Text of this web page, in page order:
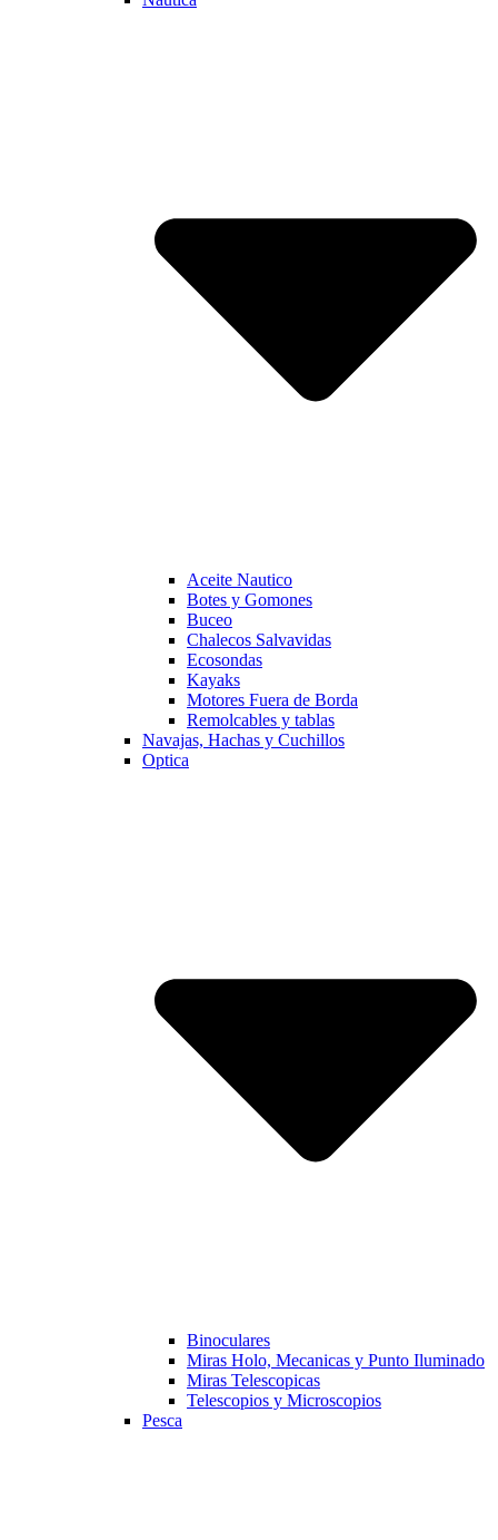
Aceite Nautico
Botes y Gomones
Buceo
Chalecos Salvavidas
Ecosondas
Kayaks
Motores Fuera de Borda
Remolcables y tablas
Navajas, Hachas y Cuchillos
Optica
Binoculares
Miras Holo, Mecanicas y Punto Iluminado
Miras Telescopicas
Telescopios y Microscopios
Pesca